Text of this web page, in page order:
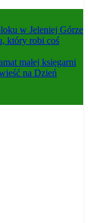
w Jeleniej Górze
który robi coś
małej księgarni
na Dzień